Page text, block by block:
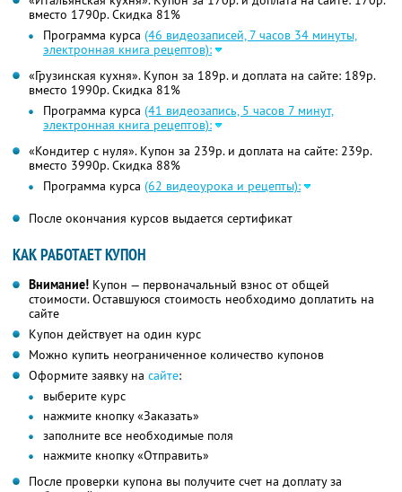
вместо 1790р. Скидка 81%
Программа курса (46 видеозаписей, 7 часов 34 минуты,
электронная книга рецептов):
«Грузинская кухня». Купон за 189р. и доплата на сайте: 189р.
вместо 1990р. Скидка 81%
Программа курса (41 видеозапись, 5 часов 7 минут,
электронная книга рецептов):
«Кондитер с нуля». Купон за 239р. и доплата на сайте: 239р.
вместо 3990р.Скидка 88%
Программа курса (62 видеоурока и рецепты):
После окончания курсов выдается сертификат
КАК РАБОТАЕТ КУПОН
Внимание! Купон — первоначальный взнос от общей
стоимости. Оставшуюся стоимость необходимо доплатить на
сайте
Купон действует на один курс
Можно купить неограниченное количество купонов
Оформите заявку на сайте:
выберите курс
нажмите кнопку «Заказать»
заполните все необходимые поля
нажмите кнопку «Отправить»
После проверки купона вы получите счет на доплату за